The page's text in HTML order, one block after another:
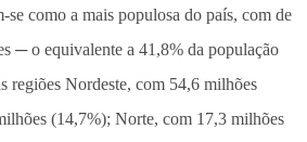
se como a mais populosa do país, com de
─ o equivalente a 41,8% da população
regiões Nordeste, com 54,6 milhões
(14,7%); Norte, com 17,3 milhões